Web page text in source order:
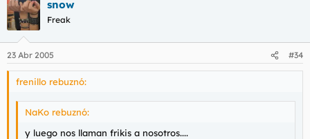
snow
Freak
23 Abr 2005 #34
frenillo rebuznó:
NaKo rebuznó:
y luego nos llaman frikis a nosotros....